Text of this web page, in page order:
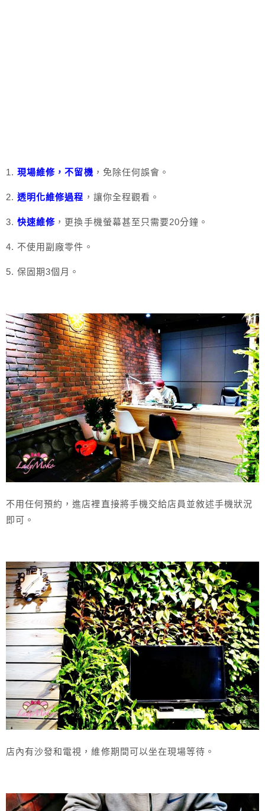
1.現場維修，不留機 ，免除任何誤會。
2.透明化維修過程 ，讓你全程觀看。
3.快速維修 ，更換手機螢幕甚至只需要20分鐘。
4. 不使用副廠零件。
5. 保固期3個月。
不用任何預約，進店裡直接將手機交給店員並敘述手機狀況
即可。
店內有沙發和電視，維修期間可以坐在現場等待。